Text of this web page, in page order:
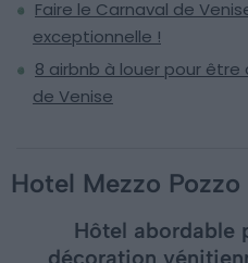
Faire le Carnaval de
exceptionnelle !
8 airbnb à louer pour
de Venise
Hotel Mezzo Pozzo
Hôtel abordable
décoration